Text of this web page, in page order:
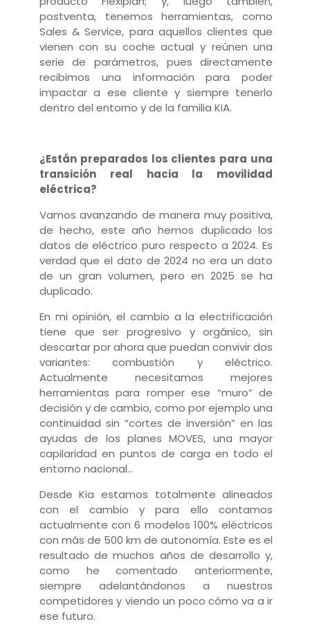
postventa, tenemos herramientas, como
Sales & Service, para aquellos clientes que
vienen con su coche actual y reúnen una
serie de parámetros, pues directamente
recibimos una información para poder
impactar a ese cliente y siempre tenerlo
dentro del entorno y de la familia KIA.
¿Están preparados los clientes para una
transición real hacia la movilidad
eléctrica?
Vamos avanzando de manera muy positiva,
de hecho, este año hemos duplicado los
datos de eléctrico puro respecto a 2024. Es
verdad que el dato de 2024 no era un dato
de un gran volumen, pero en 2025 se ha
duplicado.
En mi opinión, el cambio a la electrificación
tiene que ser progresivo y orgánico, sin
descartar por ahora que puedan convivir dos
variantes: combustión y eléctrico.
Actualmente necesitamos mejores
herramientas para romper ese “muro” de
decisión y de cambio, como por ejemplo una
continuidad sin “cortes de inversión” en las
ayudas de los planes MOVES, una mayor
capilaridad en puntos de carga en todo el
entorno nacional…
Desde Kia estamos totalmente alineados
con el cambio y para ello contamos
actualmente con 6 modelos 100% eléctricos
con más de 500 km de autonomía. Este es el
resultado de muchos años de desarrollo y,
como he comentado anteriormente,
siempre adelantándonos a nuestros
competidores y viendo un poco cómo va a ir
ese futuro.